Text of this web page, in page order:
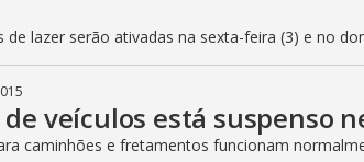
de lazer serão ativadas na sexta-feira (3) e no
de veículos está suspenso
caminhões e fretamentos funcionam